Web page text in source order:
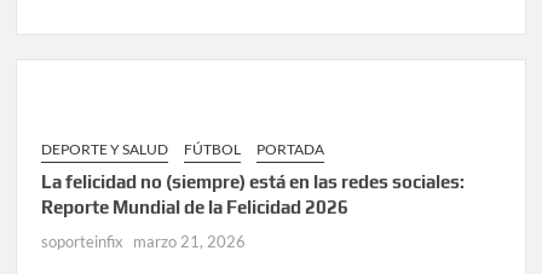
DEPORTE Y SALUD FÚTBOL PORTADA
La felicidad no (siempre) está en las redes sociales:
Reporte Mundial de la Felicidad 2026
soporteinfix marzo 21, 2026